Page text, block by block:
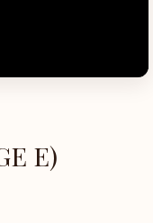
E)